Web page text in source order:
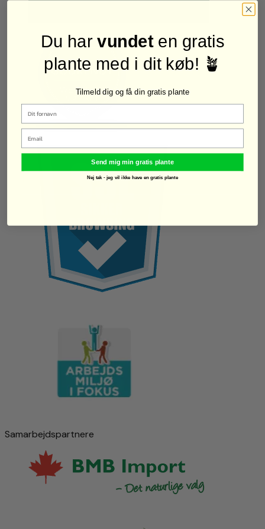
Samarbejdspartnere
Du harvundeten gratis
plante med i dit køb! 🪴
Tilmeld dig og få din gratis plante
Email
Send mig min gratis plante
Nej tak - jeg vil ikke have en gratis plante